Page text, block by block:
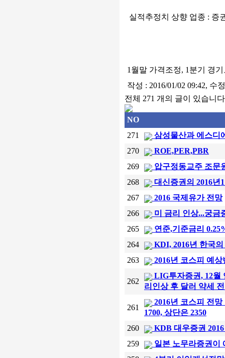
실적추정치 상향 업종 : 증
1월말 가격조정, 1분기 경
작성 : 2016/01/02 09:42, 수
전체 271 개의 글이 있습니
NO
271
삼성물산과 에스디
270
ROE,PER,PBR
269
압구정동교주 조문
268
대신증권의 2016년
267
2016 국제유가 전망
266
미 금리 인상...궁금
265
연준,기준금리
264
KDI, 2016년 한국
263
2016년 코스피 예상
262
LIG투자증권, 12월
리인상 후 달러 약세
261
2016년 코스피 전망
1700, 상단은 2350
260
KDB 대우증권
259
일본 노무라증권이